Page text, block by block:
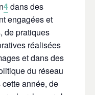
4dans des
engagées et
de pratiques
réalisées
et dans des
du réseau
année, de